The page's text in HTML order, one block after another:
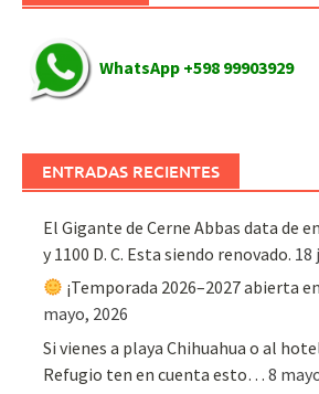
WhatsApp +598 99903929
ENTRADAS RECIENTES
El Gigante de Cerne Abbas data de
y 1100 D. C. Esta siendo renovado. 18
¡Temporada 2026–2027 abierta
mayo, 2026
Si vienes a playa Chihuahua o al
Refugio ten en cuenta esto… 8